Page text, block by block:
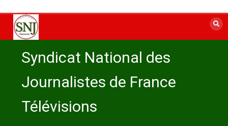
contenu
Syndicat National des
Journalistes de France
Télévisions